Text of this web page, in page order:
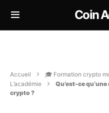
Coin
Accueil
🎓 Formation crypto
L’académie
Qu’est-ce
crypto ?